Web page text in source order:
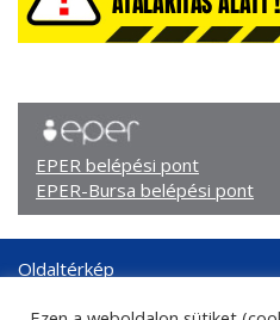
EPER belépési pont
EPER-Bursa belépési pont
Oldaltérkép